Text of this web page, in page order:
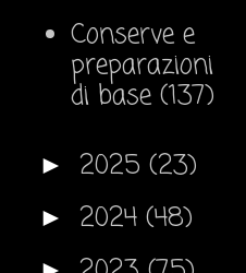
Conserve e
preparazioni
di base (137)
► 2025 (23)
► 2024 (48)